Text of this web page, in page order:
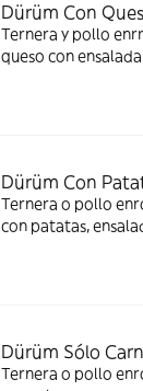
Dürüm Con
Ternera y pollo
queso con ensalada
Dürüm Con
Ternera o pollo
con patatas,
Dürüm Sólo
Ternera o pollo